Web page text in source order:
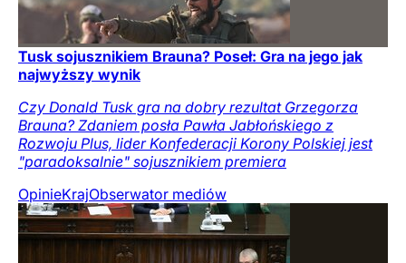
Tusk sojusznikiem Brauna? Poseł: Gra na jego jak
najwyższy wynik
Czy Donald Tusk gra na dobry rezultat Grzegorza
Brauna? Zdaniem posła Pawła Jabłońskiego z
Rozwoju Plus, lider Konfederacji Korony Polskiej jest
"paradoksalnie" sojusznikiem premiera
OpinieKrajObserwator mediów